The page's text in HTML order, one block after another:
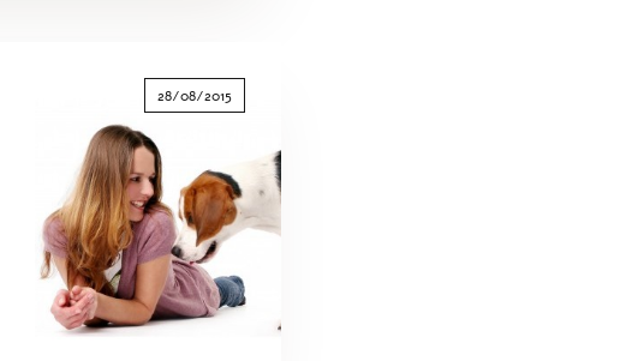
28/08/2015